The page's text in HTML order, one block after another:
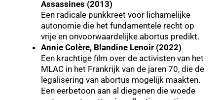
Assassines (2013)
Een radicale punkkreet voor lichamelijke
autonomie die het fundamentele recht op
vrije en onvoorwaardelijke abortus predikt.
Annie Colère, Blandine Lenoir (2022)
Een krachtige film over de activisten van het
MLAC in het Frankrijk van de jaren 70, die de
legalisering van abortus mogelijk maakten.
Een eerbetoon aan al diegenen die woede